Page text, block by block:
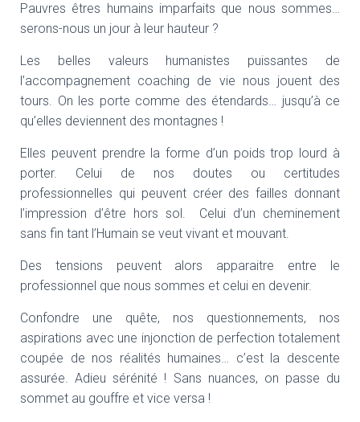
Pauvres êtres humains imparfaits que nous sommes…
serons-nous un jour à leur hauteur ?
Les belles valeurs humanistes puissantes de
l’accompagnement coaching de vie nous jouent des
tours. On les porte comme des étendards… jusqu’à ce
qu’elles deviennent des montagnes !
Elles peuvent prendre la forme d’un poids trop lourd à
porter. Celui de nos doutes ou certitudes
professionnelles qui peuvent créer des failles donnant
l’impression d’être hors sol. Celui d’un cheminement
sans fin tant l’Humain se veut vivant et mouvant.
Des tensions peuvent alors apparaitre entre le
professionnel que nous sommes et celui en devenir.
Confondre une quête, nos questionnements, nos
aspirations avec une injonction de perfection totalement
coupée de nos réalités humaines… c’est la descente
assurée. Adieu sérénité ! Sans nuances, on passe du
sommet au gouffre et vice versa !